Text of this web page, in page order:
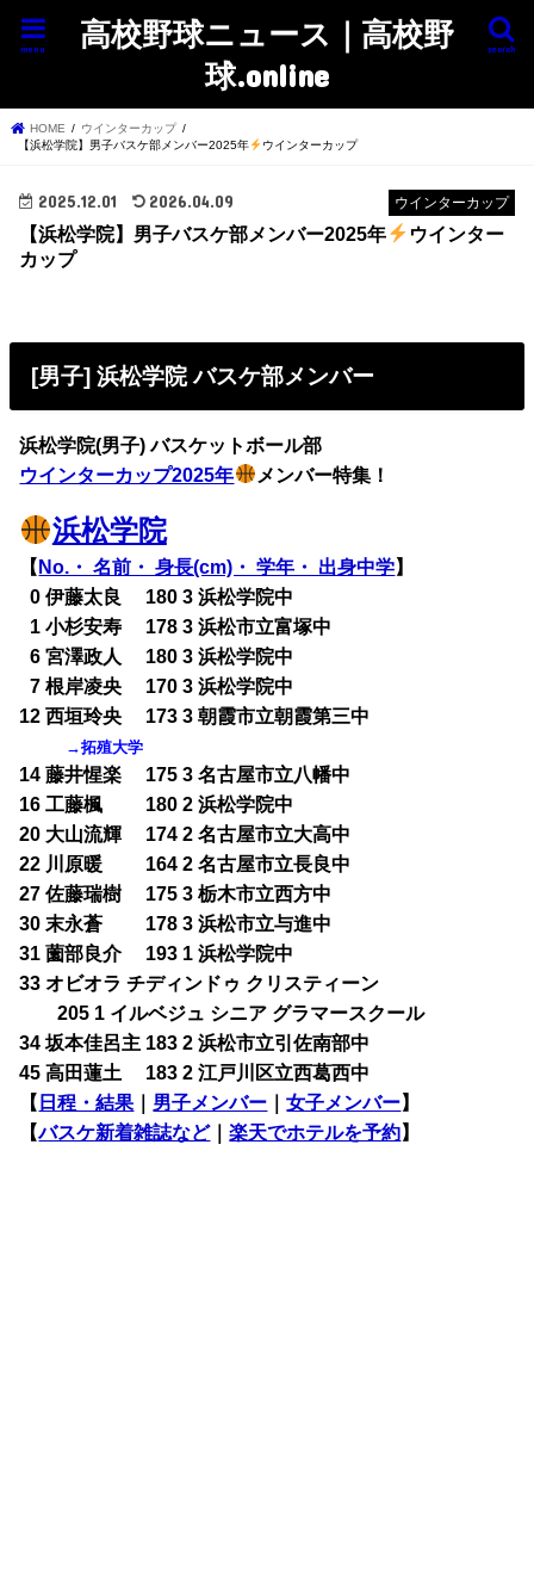
高校野球ニュース｜高校野
球.online
search
menu
HOME
ウインターカップ
【浜松学院】男子バスケ部メンバー2025年
ウインターカップ
ウインターカップ
2025.12.01 2026.04.09
【浜松学院】男子バスケ部メンバー2025年
ウインター
カップ
[男子] 浜松学院 バスケ部メンバー
浜松学院(男子) バスケットボール部
ウインターカップ2025年
メンバー特集！
浜松学院
【 No.・ 名前・ 身長(cm)・ 学年・ 出身中学】
00 伊藤太良 180 3 浜松学院中
1 小杉安寿 178 3 浜松市立富塚中
06 宮澤政人 180 3 浜松学院中
07 根岸凌央 170 3 浜松学院中
12 西垣玲央 173 3 朝霞市立朝霞第三中
→拓殖大学
14 藤井惺楽 175 3 名古屋市立八幡中
16 工藤楓 180 2 浜松学院中
20 大山流輝 174 2 名古屋市立大高中
22 川原暖 164 2 名古屋市立長良中
27 佐藤瑞樹 175 3 栃木市立西方中
30 末永蒼 178 3 浜松市立与進中
31 薗部良介 193 1 浜松学院中
33 オビオラ チディンドゥ クリスティーン
205 1 イルベジュ シニア グラマースクール
34 坂本佳呂主 183 2 浜松市立引佐南部中
45 高田蓮土 183 2 江戸川区立西葛西中
【 日程・結果 男子メンバー ｜女子メンバー】
【バスケ新着雑誌など｜楽天でホテルを予約】